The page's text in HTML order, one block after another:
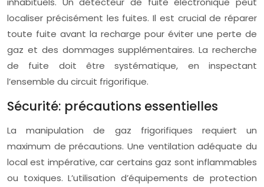
localiser précisément les fuites. Il est crucial de réparer
toute fuite avant la recharge pour éviter une perte de
gaz et des dommages supplémentaires. La recherche
de fuite doit être systématique, en inspectant
l’ensemble du circuit frigorifique.
Sécurité: précautions essentielles
La manipulation de gaz frigorifiques requiert un
maximum de précautions. Une ventilation adéquate du
local est impérative, car certains gaz sont inflammables
ou toxiques. L’utilisation d’équipements de protection